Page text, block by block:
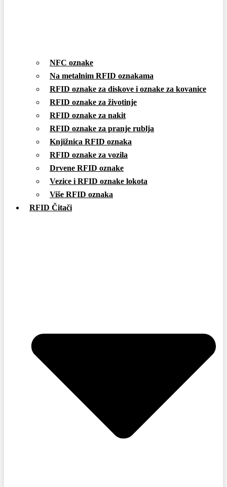
NFC oznake
Na metalnim RFID oznakama
RFID oznake za diskove i oznake za kovanice
RFID oznake za životinje
RFID oznake za nakit
RFID oznake za pranje rublja
Knjižnica RFID oznaka
RFID oznake za vozila
Drvene RFID oznake
Vezice i RFID oznake lokota
Više RFID oznaka
RFID Čitači